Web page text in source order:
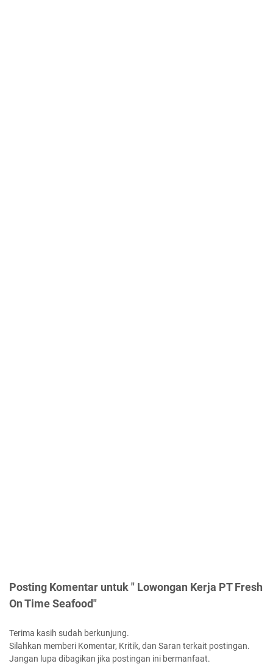
Posting Komentar untuk " Lowongan Kerja PT Fresh
On Time Seafood"
Terima kasih sudah berkunjung.
Silahkan memberi Komentar, Kritik, dan Saran terkait postingan.
Jangan lupa dibagikan jika postingan ini bermanfaat.